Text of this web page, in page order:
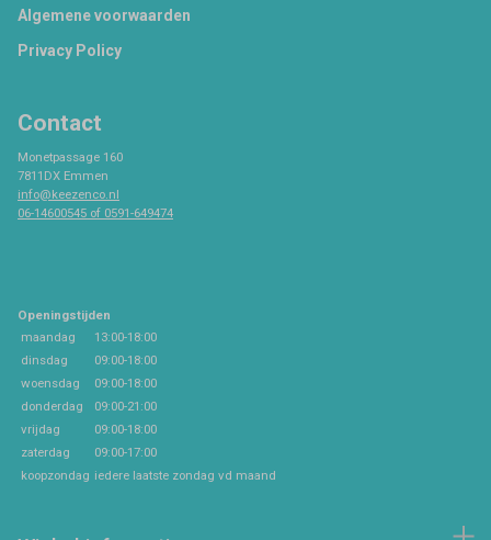
Footer
Algemene voorwaarden
Privacy Policy
Contact
Monetpassage 160
7811DX Emmen
info@keezenco.nl
06-14600545 of 0591-649474
Openingstijden
maandag
13:00-18:00
dinsdag
09:00-18:00
woensdag
09:00-18:00
donderdag
09:00-21:00
vrijdag
09:00-18:00
zaterdag
09:00-17:00
koopzondag iedere laatste zondag vd maand